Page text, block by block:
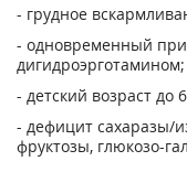
- грудное
- одновременный
дигидроэрготамином;
- детский возраст до
- дефицит сахаразы/
фруктозы, глюкозо-